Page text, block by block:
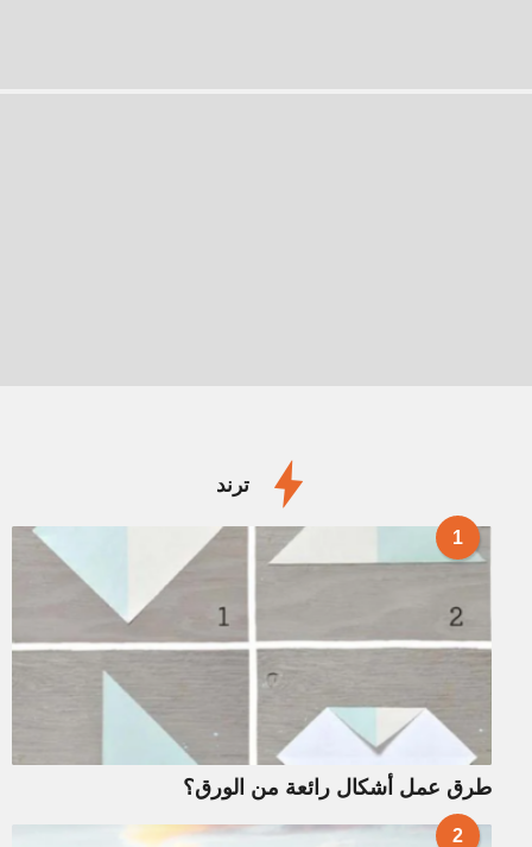
ترند
1
طرق عمل أشكال رائعة من الورق؟
2